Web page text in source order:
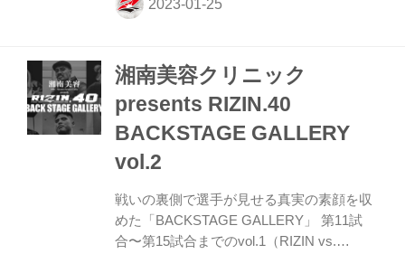
ソウザ7 第14試合／クレベル・コイケ vs.
久保博正 vs. 堀口恭司 堀口恭司6 扇久保博
ン・アーチュレッタ フアン・アーチュレッ
タ6 キム・スーチョル5 第11試合／武田光
司 vs. ガジ・ラバダノフ ガジ・ラバダノフ
湘南美容クリニック
presents RIZIN.40
BACKSTAGE GALLERY
vol.2
戦いの裏側で選手が見せる真実の素顔を収
めた「BACKSTAGE GALLERY」 第11試
合〜第15試合までのvol.1（RIZIN vs.